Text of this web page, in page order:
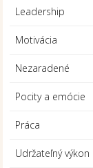
Leadership
Motivácia
Nezaradené
Pocity a emócie
Práca
Udržateľný výkon